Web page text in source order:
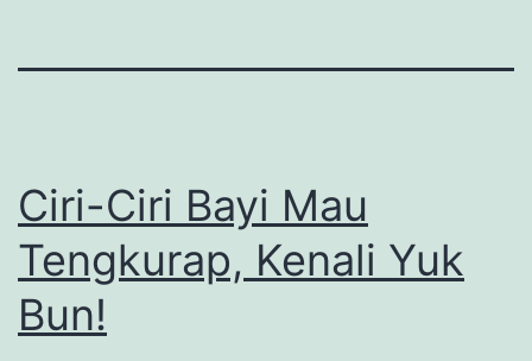
Ciri-Ciri Bayi Mau
Tengkurap, Kenali Yuk
Bun!